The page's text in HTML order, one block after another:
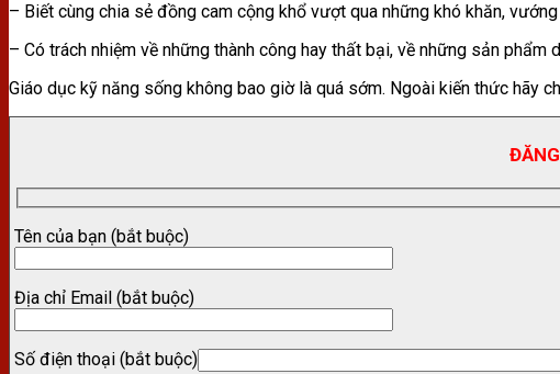
– Biết cùng chia sẻ đồng cam cộng khổ vượt qua những khó khăn,
– Có trách nhiệm về những thành công hay thất bại, về những sản phẩm
Giáo dục kỹ năng sống không bao giờ là quá sớm. Ngoài kiến thức hãy
Tên của bạn (bắt buộc)
Địa chỉ Email (bắt buộc)
Số điện thoại (bắt buộc)